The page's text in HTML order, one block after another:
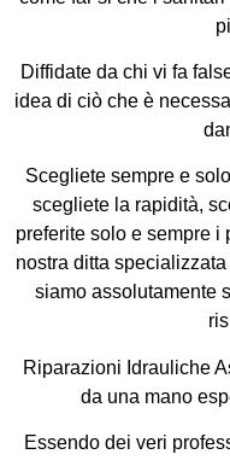
Diffidate da chi vi fa
idea di ciò che è
Scegliete sempre e
scegliete la rapidità,
preferite solo e sempre
nostra ditta
siamo assolutamente
Riparazioni Idrauliche
da una mano
Essendo dei veri